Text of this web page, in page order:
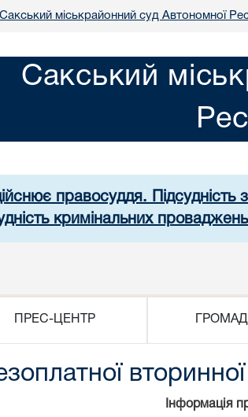
Сакський міськрайонний суд Автономної
Сакський
правосуддя.
кримінальних
ПРЕС-ЦЕНТР
Інформація